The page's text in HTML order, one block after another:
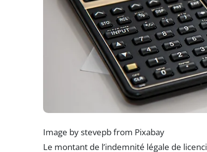
Image by stevepb from Pixabay
Le montant de l’indemnité légale de